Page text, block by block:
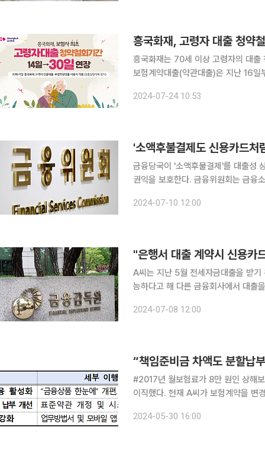
흥국화재, 고령자 대출 청
흥국화재는 70세 이상 고령자의 대
보험계약대출(약관대출)은 지난 16일
련됐다. 금융접근성이 상대적으로 떨
2024-07-24 10:53
'소액후불결제도 신용카드
금융당국이 '소액후불결제'를 대출성
권익을 보호한다. 금융위원회는 금융소비자보호법 시행령 및 금융소비자보호 감독규정 개정안에 대
금융거래법'이 개정돼 소액후불결제
2024-07-10 12:00
"은행서 대출 계약시 신용카
A씨는 지난 5월 전세자금대출을 받
능하다고 해 다른 금융회사에서 대출을 받았다. 금융감독원이 금융소비자보호
8일 이같은 내용을 골자로 하는 '금융
2024-07-08 12:00
“책임준비금 차액도 분할납
#2017년 월보험료가 8만 원인 상해
이직했다. 현재 A씨가 보험계약을 변
2024-05-30 16:00